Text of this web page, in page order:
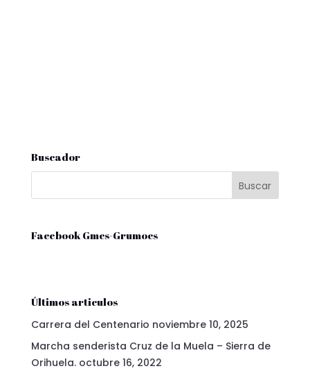
Buscador
Facebook Gmcs-Grumocs
Últimos articulos
Carrera del Centenario noviembre 10, 2025
Marcha senderista Cruz de la Muela – Sierra de
Orihuela. octubre 16, 2022